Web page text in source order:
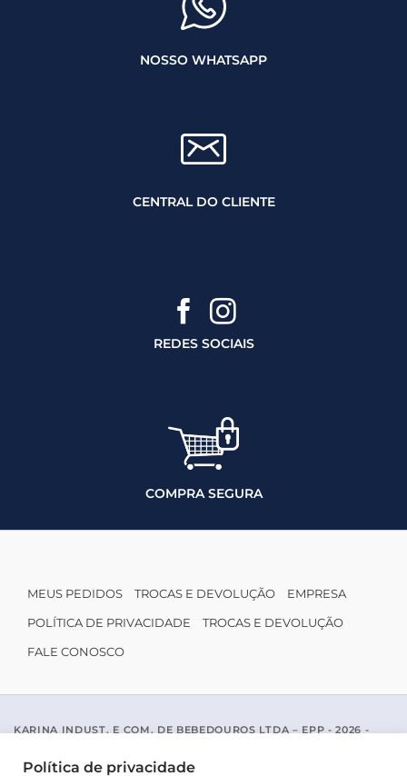
NOSSO WHATSAPP
CENTRAL DO CLIENTE
REDES SOCIAIS
COMPRA SEGURA
MEUS PEDIDOS TROCAS E DEVOLUÇÃO EMPRESA
POLÍTICA DE PRIVACIDADE TROCAS E DEVOLUÇÃO
FALE CONOSCO
KARINA INDUST. E COM. DE BEBEDOUROS LTDA – EPP - 2026 -
DO RIO PRETO / SP - CEP 15077-456
Política de privacidade